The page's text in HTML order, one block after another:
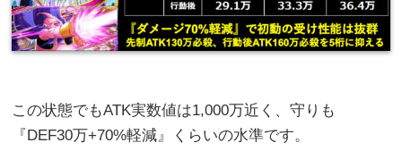
この状態でもATK実数値は1,000万近く、守りも
『DEF30万+70%軽減』くらいの水準です。